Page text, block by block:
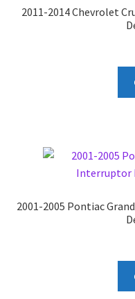
2011-2014 Chevrolet
2001-2005 Pontiac